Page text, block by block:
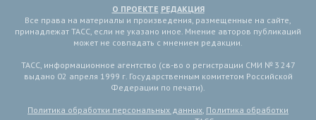
О ПРОЕКТЕ РЕДАКЦИЯ
Все права на материалы и произведения, размещенные на сайте,
принадлежат ТАСС, если не указано иное. Мнение авторов публикаций
может не совпадать с мнением редакции.
ТАСС, информационное агентство (св-во о регистрации СМИ № 3 247
выдано 02 апреля 1999 г. Государственным комитетом Российской
Федерации по печати).
Политика обработки персональных данных, Политика обработки